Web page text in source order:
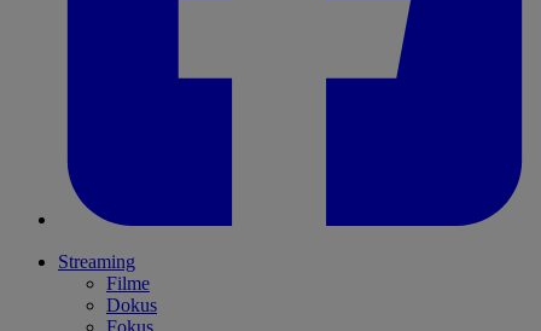
Streaming
Filme
Dokus